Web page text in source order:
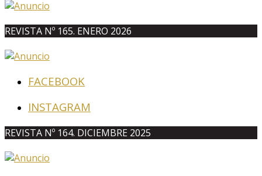
REVISTA Nº 165. ENERO 2026
FACEBOOK
INSTAGRAM
REVISTA Nº 164. DICIEMBRE 2025